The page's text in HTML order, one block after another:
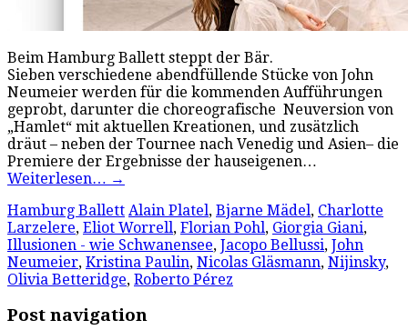
Beim Hamburg Ballett steppt der Bär.
Sieben verschiedene abendfüllende Stücke von John
Neumeier werden für die kommenden Aufführungen
geprobt, darunter die choreografische Neuversion von
„Hamlet“ mit aktuellen Kreationen, und zusätzlich
dräut – neben der Tournee nach Venedig und Asien– die
Premiere der Ergebnisse der hauseigenen…
Weiterlesen… →
Hamburg Ballett Alain Platel, Bjarne Mädel, Charlotte
Larzelere, Eliot Worrell, Florian Pohl, Giorgia Giani,
Illusionen - wie Schwanensee, Jacopo Bellussi, John
Neumeier, Kristina Paulin, Nicolas Gläsmann, Nijinsky,
Olivia Betteridge, Roberto Pérez
Post navigation